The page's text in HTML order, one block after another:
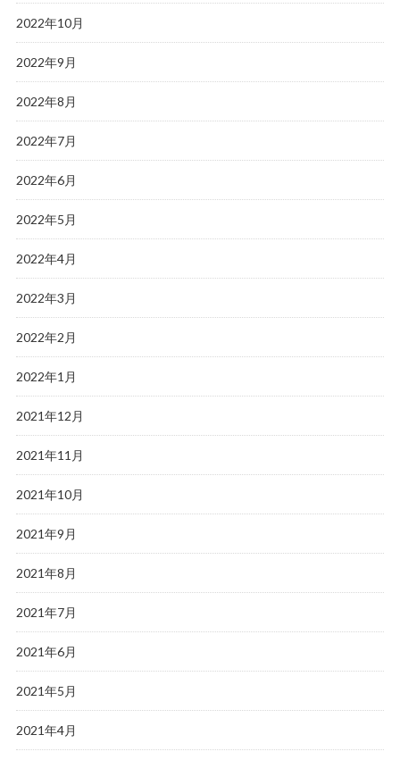
2022年10月
2022年9月
2022年8月
2022年7月
2022年6月
2022年5月
2022年4月
2022年3月
2022年2月
2022年1月
2021年12月
2021年11月
2021年10月
2021年9月
2021年8月
2021年7月
2021年6月
2021年5月
2021年4月